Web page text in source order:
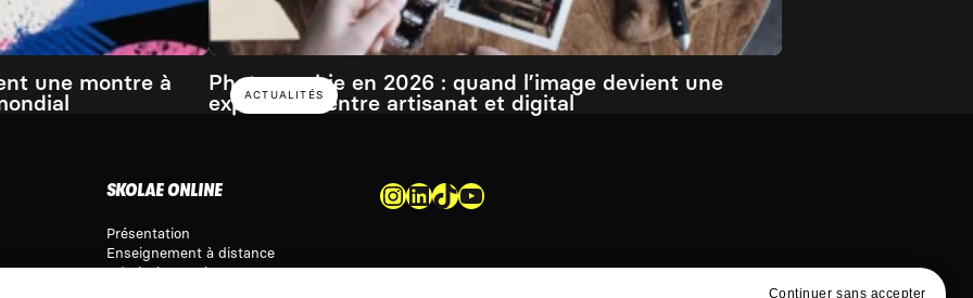
une montre à ACTUALITÉS
Photographie en 2026 : quand l’image devient une
expérience entre artisanat et digital
SKOLAE ONLINE
Présentation
Enseignement à distance
Admission & Financement
InstagramLinkedIn TikTok YouTube
Continuer sans accepter